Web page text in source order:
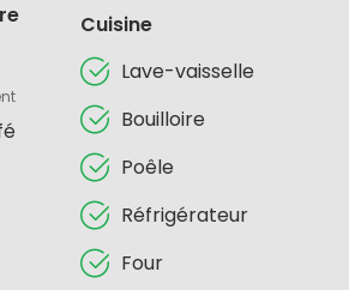
Cuisine
Lave-vaisselle
Bouilloire
Poêle
Réfrigérateur
Four